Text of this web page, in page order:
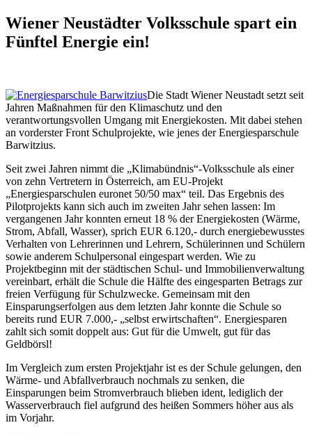
Wiener Neustädter Volksschule spart ein
Fünftel Energie ein!
Die Stadt Wiener Neustadt setzt seit
Jahren Maßnahmen für den Klimaschutz und den
verantwortungsvollen Umgang mit Energiekosten. Mit dabei stehen
an vorderster Front Schulprojekte, wie jenes der Energiesparschule
Barwitzius.
Seit zwei Jahren nimmt die „Klimabündnis“-Volksschule als einer
von zehn Vertretern in Österreich, am EU-Projekt
„Energiesparschulen euronet 50/50 max“ teil. Das Ergebnis des
Pilotprojekts kann sich auch im zweiten Jahr sehen lassen: Im
vergangenen Jahr konnten erneut 18 % der Energiekosten (Wärme,
Strom, Abfall, Wasser), sprich EUR 6.120,- durch energiebewusstes
Verhalten von Lehrerinnen und Lehrern, Schülerinnen und Schülern
sowie anderem Schulpersonal eingespart werden. Wie zu
Projektbeginn mit der städtischen Schul- und Immobilienverwaltung
vereinbart, erhält die Schule die Hälfte des eingesparten Betrags zur
freien Verfügung für Schulzwecke. Gemeinsam mit den
Einsparungserfolgen aus dem letzten Jahr konnte die Schule so
bereits rund EUR 7.000,- „selbst erwirtschaften“. Energiesparen
zahlt sich somit doppelt aus: Gut für die Umwelt, gut für das
Geldbörsl!
Im Vergleich zum ersten Projektjahr ist es der Schule gelungen, den
Wärme- und Abfallverbrauch nochmals zu senken, die
Einsparungen beim Stromverbrauch blieben ident, lediglich der
Wasserverbrauch fiel aufgrund des heißen Sommers höher aus als
im Vorjahr.